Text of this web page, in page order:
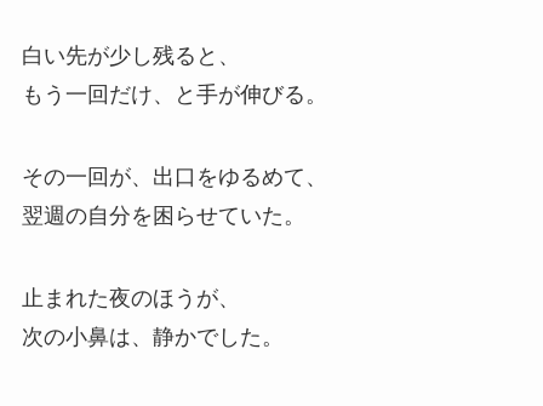
白い先が少し残ると、
もう一回だけ、と手が伸びる。
その一回が、出口をゆるめて、
翌週の自分を困らせていた。
止まれた夜のほうが、
次の小鼻は、静かでした。